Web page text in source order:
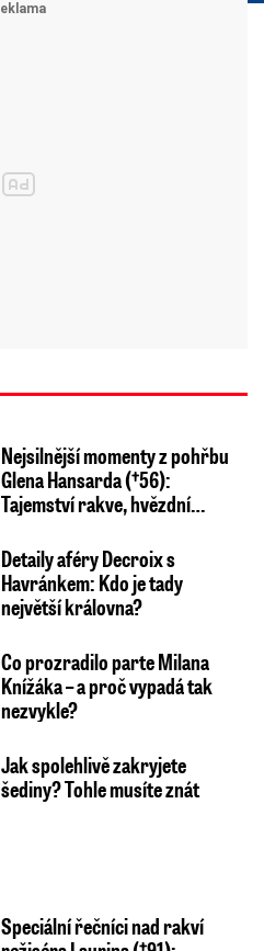
Nejsilnější momenty z pohřbu
Glena Hansarda (†56):
Tajemství rakve, hvězdní…
Detaily aféry Decroix s
Havránkem: Kdo je tady
největší královna?
Co prozradilo parte Milana
Knížáka – a proč vypadá tak
nezvykle?
Jak spolehlivě zakryjete
šediny? Tohle musíte znát
Speciální řečníci nad rakví